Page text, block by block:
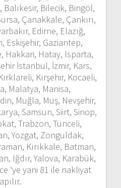
Balıkesir, Bilecik, Bingöl,
Çanakkale, Çankırı,
Edirne, Elazığ,
Eskişehir, Gaziantep,
Hakkari, Hatay, Isparta,
İstanbul, İzmir, Kars,
Kırşehir, Kocaeli,
Malatya, Manisa,
Muğla, Muş, Nevşehir,
Samsun, Siirt, Sinop,
Trabzon, Tunceli,
Yozgat, Zonguldak,
Kırıkkale, Batman,
Iğdır, Yalova, Karabük,
‘ye yani 81 ile nakliyat